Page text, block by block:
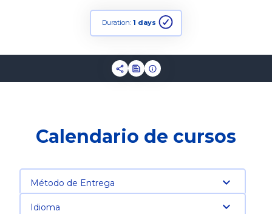
Duration: 1 days
Calendario de cursos
Método de Entrega
Idioma